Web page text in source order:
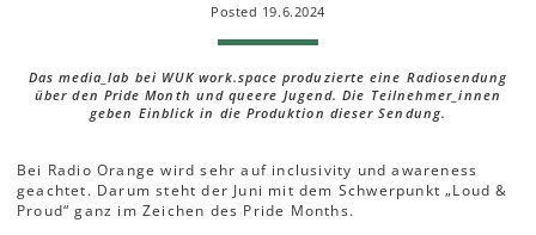
Posted 19.6.2024
Das media_lab bei WUK work.space produzierte eine Radiosendung
über den Pride Month und queere Jugend. Die Teilnehmer_innen
geben Einblick in die Produktion dieser Sendung.
Bei Radio Orange wird sehr auf inclusivity und awareness
geachtet. Darum steht der Juni mit dem Schwerpunkt „Loud &
Proud“ ganz im Zeichen des Pride Months.